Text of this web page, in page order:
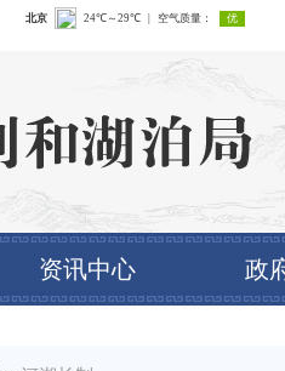
资讯中心 政